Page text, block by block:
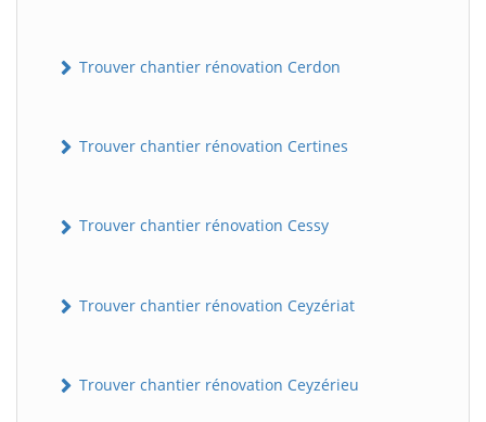
Trouver chantier rénovation Cerdon
Trouver chantier rénovation Certines
Trouver chantier rénovation Cessy
Trouver chantier rénovation Ceyzériat
Trouver chantier rénovation Ceyzérieu